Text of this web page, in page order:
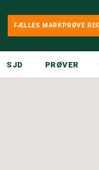
FÆLLES MARKPRØVE
SJD PRØVER